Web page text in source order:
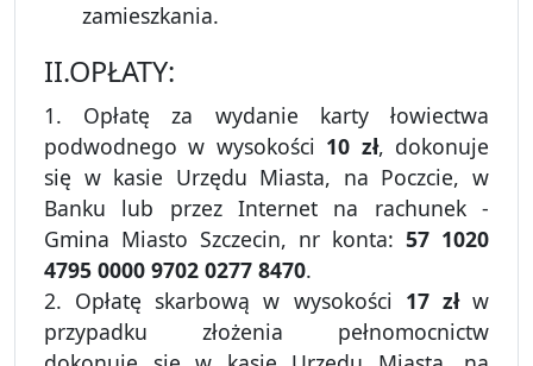
zamieszkania.
II.OPŁATY:
1. Opłatę za wydanie karty łowiectwa
podwodnego w wysokości 10 zł, dokonuje
się w kasie Urzędu Miasta, na Poczcie, w
Banku lub przez Internet na rachunek -
Gmina Miasto Szczecin, nr konta: 57 1020
4795 0000 9702 0277 8470.
2. Opłatę skarbową w wysokości 17 złw
przypadku złożenia pełnomocnictw